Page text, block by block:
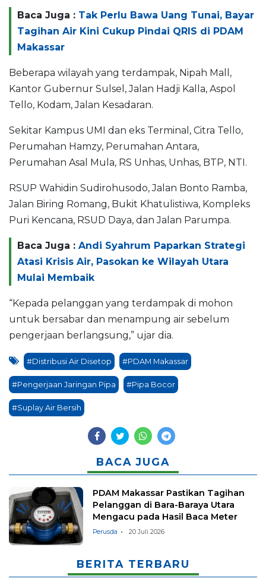
Baca Juga : Tak Perlu Bawa Uang Tunai, Bayar
Tagihan Air Kini Cukup Pindai QRIS di PDAM
Makassar
Beberapa wilayah yang terdampak, Nipah Mall,
Kantor Gubernur Sulsel, Jalan Hadji Kalla, Aspol
Tello, Kodam, Jalan Kesadaran.
Sekitar Kampus UMI dan eks Terminal, Citra Tello,
Perumahan Hamzy, Perumahan Antara,
Perumahan Asal Mula, RS Unhas, Unhas, BTP, NTI.
RSUP Wahidin Sudirohusodo, Jalan Bonto Ramba,
Jalan Biring Romang, Bukit Khatulistiwa, Kompleks
Puri Kencana, RSUD Daya, dan Jalan Parumpa.
Baca Juga : Andi Syahrum Paparkan Strategi
Atasi Krisis Air, Pasokan ke Wilayah Utara
Mulai Membaik
“Kepada pelanggan yang terdampak di mohon
untuk bersabar dan menampung air sebelum
pengerjaan berlangsung,” ujar dia.
#Distribusi Air Disetop #PDAM Makassar
#Pengerjaan Jaringan Pipa #Pipa Bocor
#Suplay Air Bersih
BACA JUGA
PDAM Makassar Pastikan Tagihan
Pelanggan di Bara-Baraya Utara
Mengacu pada Hasil Baca Meter
Perusda 20 Juli 2026
BERITA TERBARU